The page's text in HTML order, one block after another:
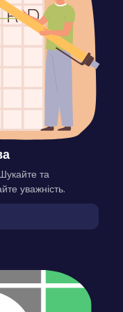
та
уважність.